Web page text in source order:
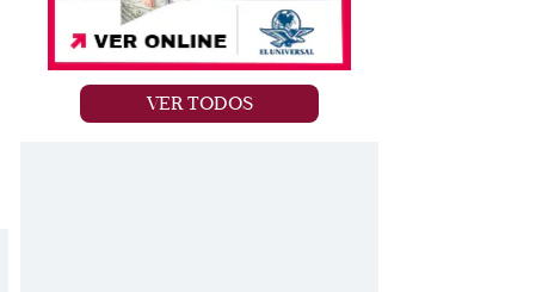
VER TODOS